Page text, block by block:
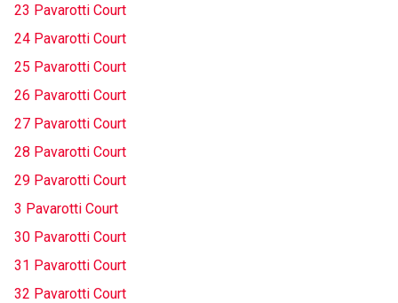
23 Pavarotti Court
24 Pavarotti Court
25 Pavarotti Court
26 Pavarotti Court
27 Pavarotti Court
28 Pavarotti Court
29 Pavarotti Court
3 Pavarotti Court
30 Pavarotti Court
31 Pavarotti Court
32 Pavarotti Court